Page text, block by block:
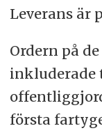
Leverans är
Ordern på
inkluderade
första